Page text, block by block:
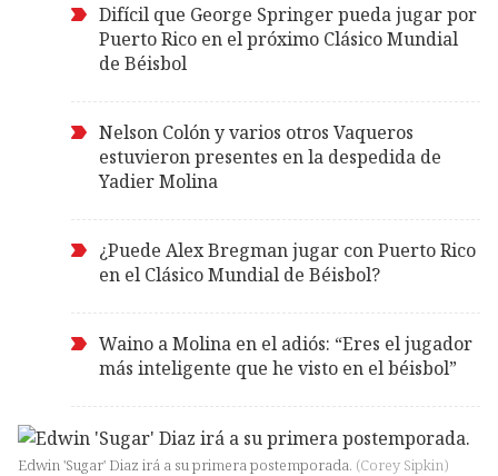
Difícil que George Springer pueda jugar por
Puerto Rico en el próximo Clásico Mundial
de Béisbol
Nelson Colón y varios otros Vaqueros
estuvieron presentes en la despedida de
Yadier Molina
¿Puede Alex Bregman jugar con Puerto Rico
en el Clásico Mundial de Béisbol?
Waino a Molina en el adiós: “Eres el jugador
más inteligente que he visto en el béisbol”
Edwin 'Sugar' Diaz irá a su primera postemporada. (Corey Sipkin)